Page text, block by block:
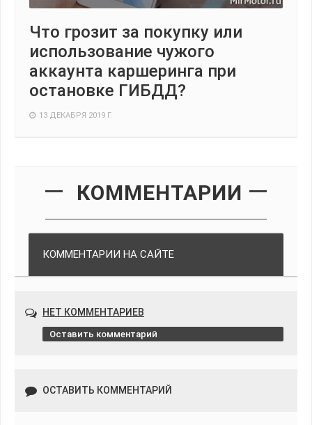
Что грозит за покупку или
использование чужого
аккаунта каршеринга при
остановке ГИБДД?
13 ДЕКАБРЯ 2019 Г.
КОММЕНТАРИИ
КОММЕНТАРИИ НА САЙТЕ
НЕТ КОММЕНТАРИЕВ
Оставить комментарий
ОСТАВИТЬ КОММЕНТАРИЙ